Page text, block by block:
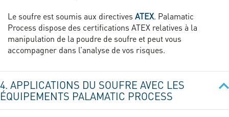
Le soufre est soumis aux directives ATEX. Palamatic
Process dispose des certifications ATEX relatives à la
manipulation de la poudre de soufre et peut vous
accompagner dans l’analyse de vos risques.
4. APPLICATIONS DU SOUFRE AVEC LES
ÉQUIPEMENTS PALAMATIC PROCESS